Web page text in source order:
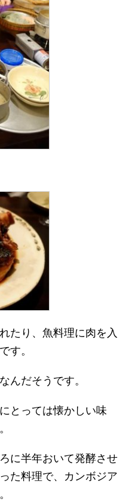
たり、魚料理に肉を入
す。
んだそうです。
とっては懐かしい味
に半年おいて発酵させ
た料理で、カンボジア